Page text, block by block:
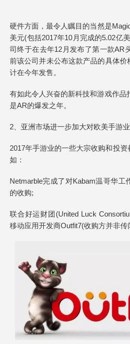
硬件方面，最令人瞩目的当然是
美元(包括2017年10月完成的5.02亿
司终于在去年12月发布了第一款AR
前该公司并未公布这款产品的具体价
计在今年发售。
有如此令人兴奋的新科技和游戏作品
是AR的爆发之年。
2、亚洲市场进一步加大对欧美手游
2017年手游业的一些大宗收购和投
如：
Netmarble完成了对Kabam温哥华工
的收购;
联合好运财团(United Luck
移动应用开发商Outfit7(收购方并非